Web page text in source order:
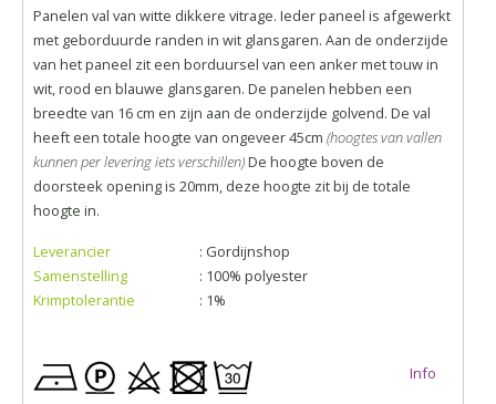
Panelen val van witte dikkere vitrage. Ieder paneel is afgewerkt
met geborduurde randen in wit glansgaren. Aan de onderzijde
van het paneel zit een borduursel van een anker met touw in
wit, rood en blauwe glansgaren. De panelen hebben een
breedte van 16 cm en zijn aan de onderzijde golvend. De val
heeft een totale hoogte van ongeveer 45cm (hoogtes van vallen
kunnen per levering iets verschillen)De hoogte boven de
doorsteek opening is 20mm, deze hoogte zit bij de totale
hoogte in.
Leverancier
: Gordijnshop
Samenstelling
: 100% polyester
Krimptolerantie
: 1%
Info